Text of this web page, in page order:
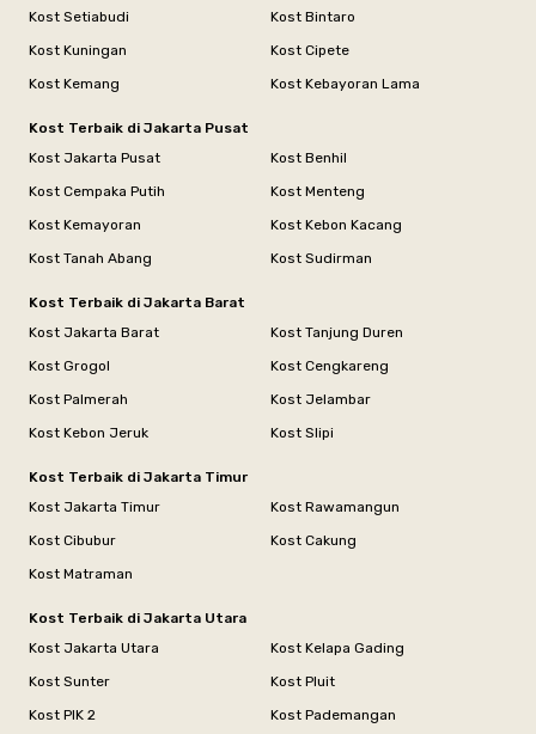
Kost Setiabudi
Kost Bintaro
Kost Kuningan
Kost Cipete
Kost Kemang
Kost Kebayoran Lama
Kost Terbaik di Jakarta Pusat
Kost Jakarta Pusat
Kost Benhil
Kost Cempaka Putih
Kost Menteng
Kost Kemayoran
Kost Kebon Kacang
Kost Tanah Abang
Kost Sudirman
Kost Terbaik di Jakarta Barat
Kost Jakarta Barat
Kost Tanjung Duren
Kost Grogol
Kost Cengkareng
Kost Palmerah
Kost Jelambar
Kost Kebon Jeruk
Kost Slipi
Kost Terbaik di Jakarta Timur
Kost Jakarta Timur
Kost Rawamangun
Kost Cibubur
Kost Cakung
Kost Matraman
Kost Terbaik di Jakarta Utara
Kost Jakarta Utara
Kost Kelapa Gading
Kost Sunter
Kost Pluit
Kost PIK 2
Kost Pademangan